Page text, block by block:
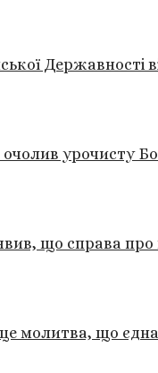
Державності
урочисту
що справа
молитва, що єднає